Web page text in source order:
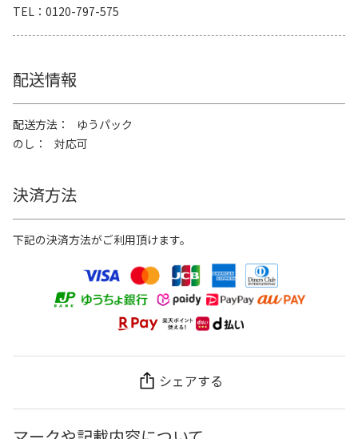
TEL
0120-797-575
配送情報
配送方法
ゆうパック
のし
対応可
決済方法
下記の決済方法がご利用頂けます。
シェアする